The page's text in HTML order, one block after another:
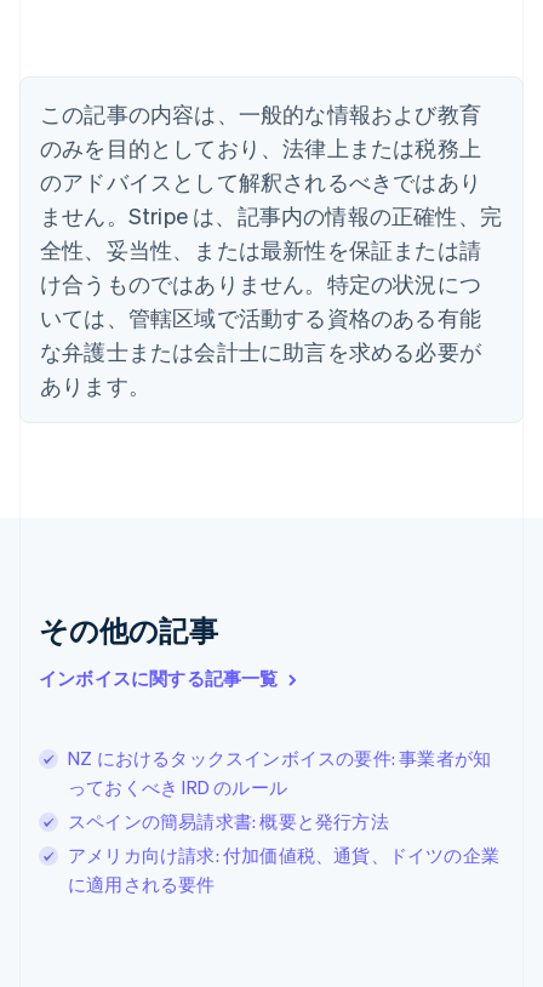
この記事の内容は、一般的な情報および教育
のみを目的としており、法律上または税務上
のアドバイスとして解釈されるべきではあり
ません。Stripe は、記事内の情報の正確性、完
全性、妥当性、または最新性を保証または請
け合うものではありません。特定の状況につ
いては、管轄区域で活動する資格のある有能
な弁護士または会計士に助言を求める必要が
あります。
その他の記事
インボイスに関する記事一覧
NZ におけるタックスインボイスの要件: 事業者が知
っておくべき IRD のルール
スペインの簡易請求書: 概要と発行方法
アメリカ向け請求: 付加価値税、通貨、ドイツの企業
に適用される要件
イギリス
イタリア
Italiano English
インド
English
エストニア
English
オーストラリア
English
オーストリア
Deutsch English
オランダ
Nederlands
ジブラルタル
English
シンガポール
English 简体中文
スウェーデン
SvenskaEnglish
スペイン
Español English
スロバキア
English